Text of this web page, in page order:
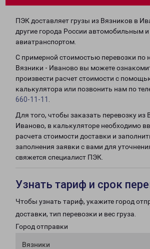
ПЭК доставляет грузы из Вязников в
другие города России автомобильным и
авиатранспортом.
С примерной стоимостью перевозки по
Вязники - Иваново вы можете
произвести расчет стоимости с
калькулятора или позвонить нам по
660-11-11
Для того, чтобы заказать перевозку из
Иваново, в калькуляторе необходимо
расчета стоимости доставки и
заполнения заявки с вами для
свяжется специалист ПЭК.
Узнать тариф и срок
Чтобы узнать тариф, укажите город
доставки, тип перевозки и вес груза.
Город отправки
Вязники